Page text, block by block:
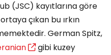
(JSC) kayıtlarına göre
çıkan bu ırkın
German Spitz,
gibi kuzey